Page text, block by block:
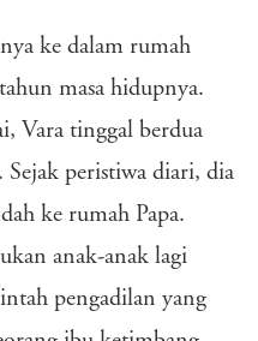
ke dalam rumah
masa hidupnya.
Vara tinggal berdua
peristiwa diari, dia
ke rumah Papa.
anak-anak lagi
pengadilan yang